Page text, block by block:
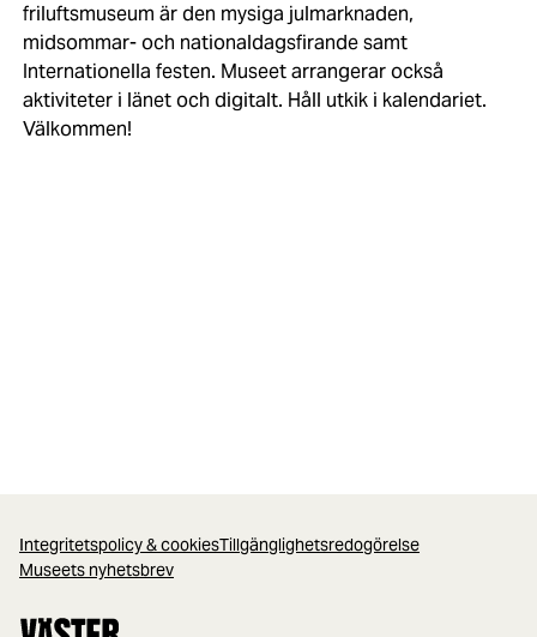
friluftsmuseum är den mysiga julmarknaden,
midsommar- och nationaldagsfirande samt
Internationella festen. Museet arrangerar också
aktiviteter i länet och digitalt. Håll utkik i kalendariet.
Välkommen!
Integritetspolicy & cookiesTillgänglighetsredogörelse
Museets nyhetsbrev